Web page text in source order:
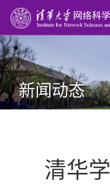
新闻动态
清华